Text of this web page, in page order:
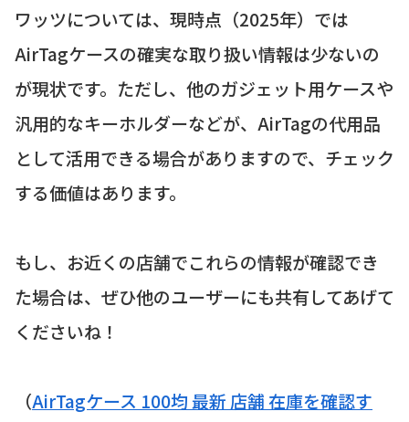
ワッツについては、現時点（2025年）では
AirTagケースの確実な取り扱い情報は少ないの
が現状です。ただし、他のガジェット用ケースや
汎用的なキーホルダーなどが、AirTagの代用品
として活用できる場合がありますので、チェック
する価値はあります。
もし、お近くの店舗でこれらの情報が確認でき
た場合は、ぜひ他のユーザーにも共有してあげて
くださいね！
（AirTagケース 100均 最新 店舗 在庫を確認す